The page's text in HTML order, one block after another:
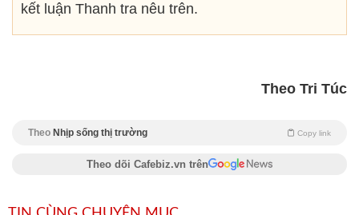
kết luận Thanh tra nêu trên.
Theo Tri Túc
Theo Nhịp sống thị trường Copy link
Theo dõi Cafebiz.vn trên